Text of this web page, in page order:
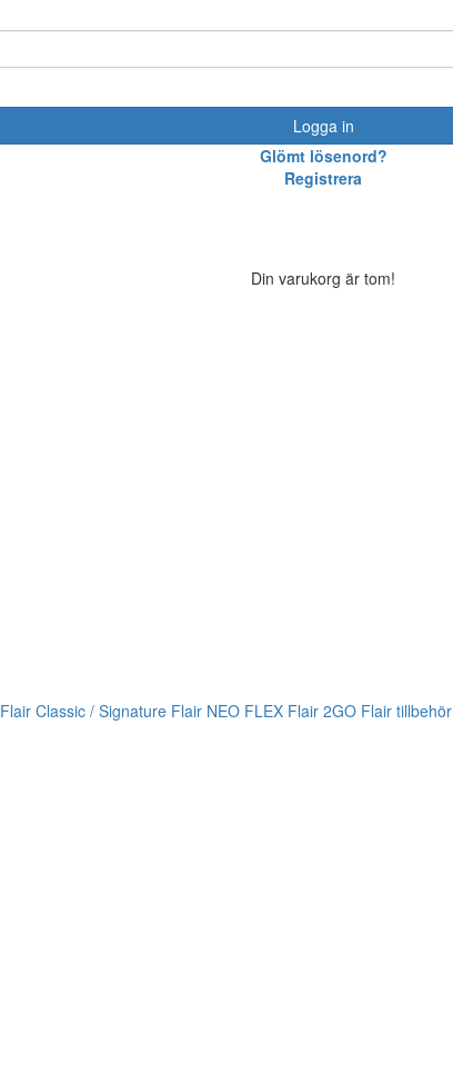
Logga in
Glömt lösenord?
Registrera
Din varukorg är tom!
Flair Classic / Signature Flair NEO FLEX Flair 2GO Flair tillbehör